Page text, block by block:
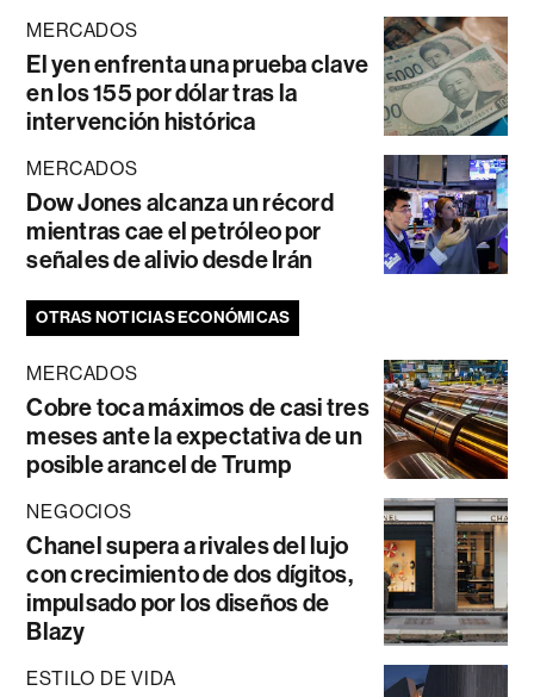
MERCADOS
El yen enfrenta una prueba clave
en los 155 por dólar tras la
intervención histórica
MERCADOS
Dow Jones alcanza un récord
mientras cae el petróleo por
señales de alivio desde Irán
OTRAS NOTICIAS ECONÓMICAS
MERCADOS
Cobre toca máximos de casi tres
meses ante la expectativa de un
posible arancel de Trump
NEGOCIOS
Chanel supera a rivales del lujo
con crecimiento de dos dígitos,
impulsado por los diseños de
Blazy
ESTILO DE VIDA